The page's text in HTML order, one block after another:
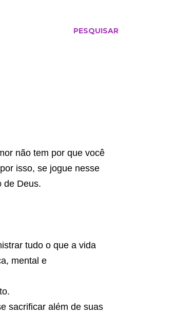
PESQUISAR
não tem por que você
isso, se jogue nesse
de Deus.
tudo o que a vida
mental e
sacrificar além de suas